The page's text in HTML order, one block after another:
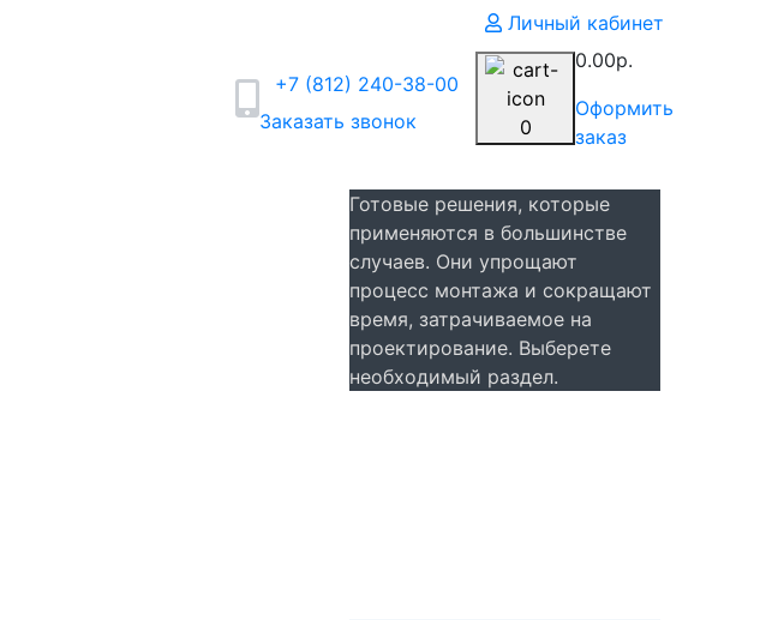
Личный кабинет
+7 (812) 240-38-00
Заказать звонок
0
0.00р.
Оформить
заказ
Готовые решения, которые
применяются в большинстве
случаев. Они упрощают
процесс монтажа и сокращают
время, затрачиваемое на
проектирование. Выберете
необходимый раздел.